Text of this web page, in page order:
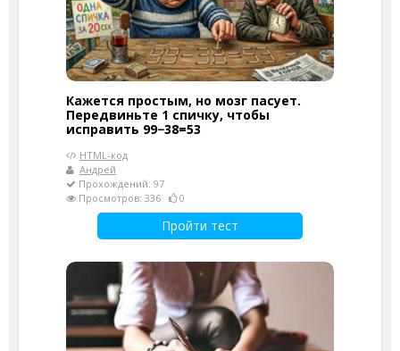
Кажется простым, но мозг пасует.
Передвиньте 1 спичку, чтобы
исправить 99−38=53
HTML-код
Андрей
Прохождений: 97
Просмотров: 336
0
Пройти тест